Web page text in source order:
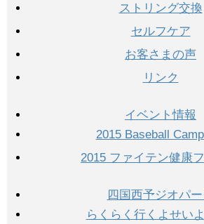
ストリング交換
セルフケア
お客さまの声
リンク
イベント情報
2015 Baseball
2015 ファイテン健康
四国西予ジオパー
らくらく行くよせい